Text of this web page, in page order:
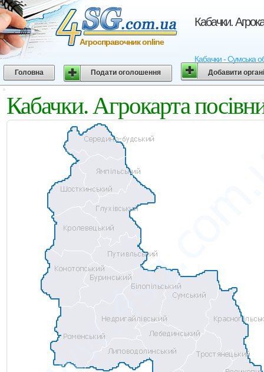
Кабачки.
Кабачки - Сумська
Агросправочник online
Головна Подати оголошення Добавити
Кабачки. Агрокарта